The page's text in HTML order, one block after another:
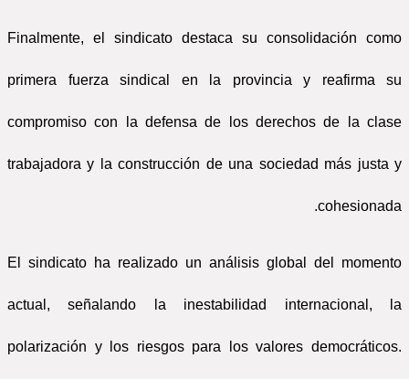
Finalmente, el sindicato destaca su consolidación como
primera fuerza sindical en la provincia y reafirma su
compromiso con la defensa de los derechos de la clase
trabajadora y la construcción de una sociedad más justa y
cohesionada.
El sindicato ha realizado un análisis global del momento
actual, señalando la inestabilidad internacional, la
polarización y los riesgos para los valores democráticos.